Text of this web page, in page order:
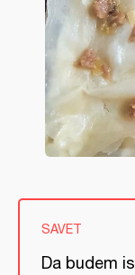
SAVET
Da budem